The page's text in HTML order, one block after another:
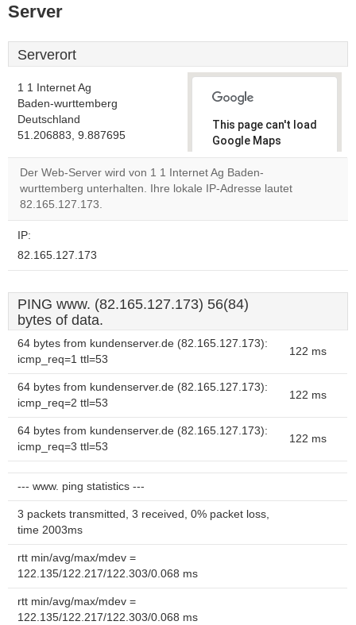
Server
Serverort
1 1 Internet Ag
Baden-wurttemberg
Deutschland
51.206883, 9.887695
This page can't load
Google Maps
correctly.
Do you
Der Web-Server wird von 1 1 Internet Ag Baden-
wurttemberg unterhalten. Ihre lokale IP-Adresse lautet
82.165.127.173.
IP:
82.165.127.173
PING www. (82.165.127.173) 56(84)
bytes of data.
64 bytes from kundenserver.de (82.165.127.173):
icmp_req=1 ttl=53
122 ms
64 bytes from kundenserver.de (82.165.127.173):
icmp_req=2 ttl=53
122 ms
64 bytes from kundenserver.de (82.165.127.173):
icmp_req=3 ttl=53
122 ms
--- www. ping statistics ---
3 packets transmitted, 3 received, 0% packet loss,
time 2003ms
rtt min/avg/max/mdev =
122.135/122.217/122.303/0.068 ms
rtt min/avg/max/mdev =
122.135/122.217/122.303/0.068 ms